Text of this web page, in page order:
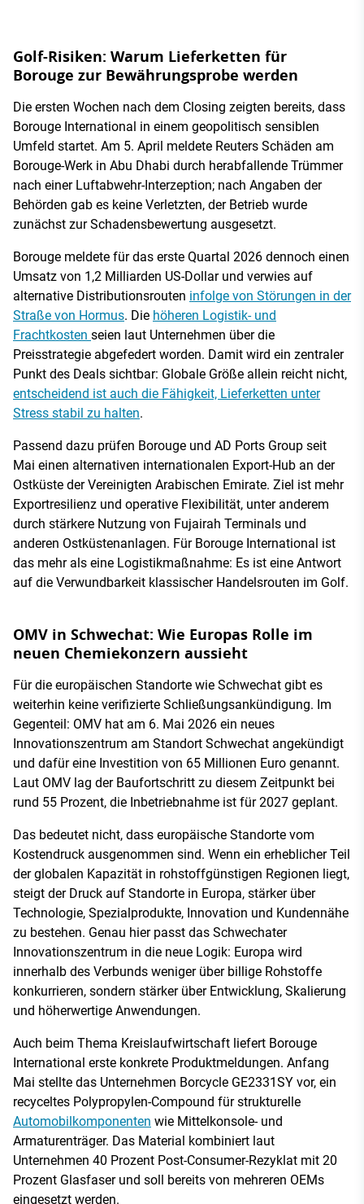
Golf-Risiken: Warum Lieferketten für
Borouge zur Bewährungsprobe werden
Die ersten Wochen nach dem Closing zeigten bereits, dass
Borouge International in einem geopolitisch sensiblen
Umfeld startet. Am 5. April meldete Reuters Schäden am
Borouge-Werk in Abu Dhabi durch herabfallende Trümmer
nach einer Luftabwehr-Interzeption; nach Angaben der
Behörden gab es keine Verletzten, der Betrieb wurde
zunächst zur Schadensbewertung ausgesetzt.
Borouge meldete für das erste Quartal 2026 dennoch einen
Umsatz von 1,2 Milliarden US-Dollar und verwies auf
alternative Distributionsrouten infolge von Störungen in der
Straße von Hormus. Die höheren Logistik- und
Frachtkosten seien laut Unternehmen über die
Preisstrategie abgefedert worden. Damit wird ein zentraler
Punkt des Deals sichtbar: Globale Größe allein reicht nicht,
entscheidend ist auch die Fähigkeit, Lieferketten unter
Stress stabil zu halten.
Passend dazu prüfen Borouge und AD Ports Group seit
Mai einen alternativen internationalen Export-Hub an der
Ostküste der Vereinigten Arabischen Emirate. Ziel ist mehr
Exportresilienz und operative Flexibilität, unter anderem
durch stärkere Nutzung von Fujairah Terminals und
anderen Ostküstenanlagen. Für Borouge International ist
das mehr als eine Logistikmaßnahme: Es ist eine Antwort
auf die Verwundbarkeit klassischer Handelsrouten im Golf.
OMV in Schwechat: Wie Europas Rolle im
neuen Chemiekonzern aussieht
Für die europäischen Standorte wie Schwechat gibt es
weiterhin keine verifizierte Schließungsankündigung. Im
Gegenteil: OMV hat am 6. Mai 2026 ein neues
Innovationszentrum am Standort Schwechat angekündigt
und dafür eine Investition von 65 Millionen Euro genannt.
Laut OMV lag der Baufortschritt zu diesem Zeitpunkt bei
rund 55 Prozent, die Inbetriebnahme ist für 2027 geplant.
Das bedeutet nicht, dass europäische Standorte vom
Kostendruck ausgenommen sind. Wenn ein erheblicher Teil
der globalen Kapazität in rohstoffgünstigen Regionen liegt,
steigt der Druck auf Standorte in Europa, stärker über
Technologie, Spezialprodukte, Innovation und Kundennähe
zu bestehen. Genau hier passt das Schwechater
Innovationszentrum in die neue Logik: Europa wird
innerhalb des Verbunds weniger über billige Rohstoffe
konkurrieren, sondern stärker über Entwicklung, Skalierung
und höherwertige Anwendungen.
Auch beim Thema Kreislaufwirtschaft liefert Borouge
International erste konkrete Produktmeldungen. Anfang
Mai stellte das Unternehmen Borcycle GE2331SY vor, ein
recyceltes Polypropylen-Compound für strukturelle
Automobilkomponenten wie Mittelkonsole- und
Armaturenträger. Das Material kombiniert laut
Unternehmen 40 Prozent Post-Consumer-Rezyklat mit 20
Prozent Glasfaser und soll bereits von mehreren OEMs
eingesetzt werden.